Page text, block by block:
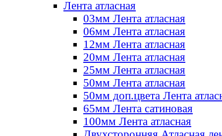
Лента атласная
03мм Лента атласная
06мм Лента атласная
12мм Лента атласная
20мм Лента атласная
25мм Лента атласная
50мм Лента атласная
50мм доп.цвета Лента
65мм Лента сатиновая
100мм Лента атласная